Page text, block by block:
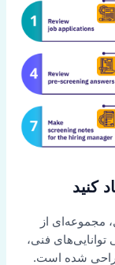
مجموعه‌ای از
توانایی‌های فنی،
شده است.